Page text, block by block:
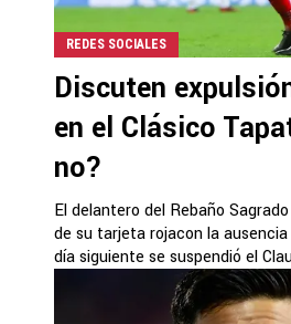
REDES SOCIALES
Discuten
en el Clásico
no?
El delantero del Rebaño
de su tarjeta rojacon la
día siguiente se suspendió el